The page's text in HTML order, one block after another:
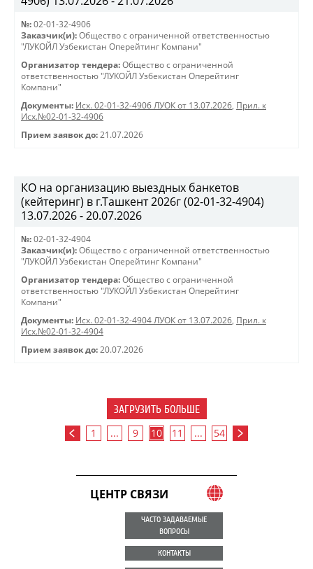
№: 02-01-32-4906
Заказчик(и): Общество с ограниченной ответственностью
"ЛУКОЙЛ Узбекистан Оперейтинг Компани"
Организатор тендера: Общество с ограниченной
ответственностью "ЛУКОЙЛ Узбекистан Оперейтинг
Компани"
Документы: Исх. 02-01-32-4906 ЛУОК от 13.07.2026, Прил. к
Исх.№02-01-32-4906
Прием заявок до: 21.07.2026
КО на организацию выездных банкетов
(кейтеринг) в г.Ташкент 2026г (02-01-32-4904)
13.07.2026 - 20.07.2026
№: 02-01-32-4904
Заказчик(и): Общество с ограниченной ответственностью
"ЛУКОЙЛ Узбекистан Оперейтинг Компани"
Организатор тендера: Общество с ограниченной
ответственностью "ЛУКОЙЛ Узбекистан Оперейтинг
Компани"
Документы: Исх. 02-01-32-4904 ЛУОК от 13.07.2026, Прил. к
Исх.№02-01-32-4904
Прием заявок до: 20.07.2026
ЗАГРУЗИТЬ БОЛЬШЕ
1 ... 9 10 11 ... 54
ЦЕНТР СВЯЗИ
ЧАСТО ЗАДАВАЕМЫЕ
ВОПРОСЫ
КОНТАКТЫ